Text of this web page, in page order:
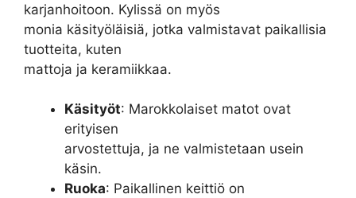
karjanhoitoon. Kylissä on myös
monia käsityöläisiä, jotka valmistavat paikallisia
tuotteita, kuten
mattoja ja keramiikkaa.
Käsityöt: Marokkolaiset matot ovat
erityisen
arvostettuja, ja ne valmistetaan usein
käsin.
Ruoka: Paikallinen keittiö on